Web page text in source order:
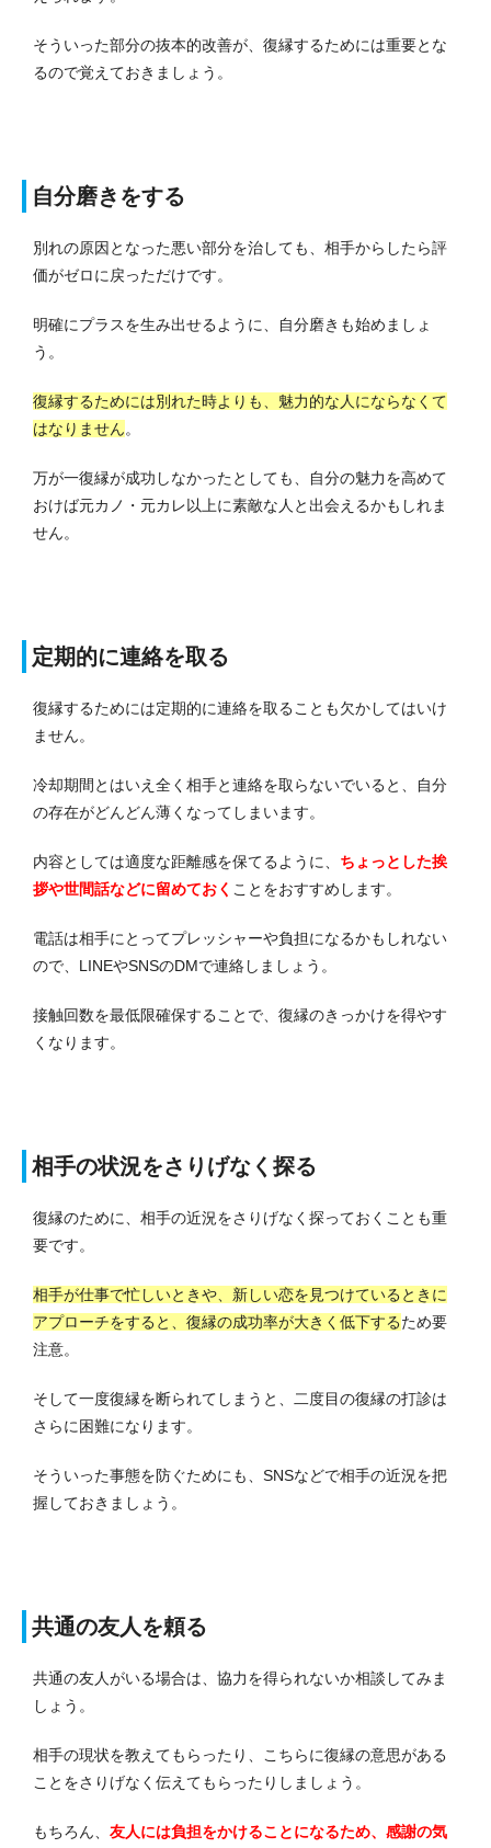
そういった部分の抜本的改善が、復縁するためには重要とな
るので覚えておきましょう。
自分磨きをする
別れの原因となった悪い部分を治しても、相手からしたら評
価がゼロに戻っただけです。
明確にプラスを生み出せるように、自分磨きも始めましょ
う。
復縁するためには別れた時よりも、魅力的な人にならなくて
はなりません。
万が一復縁が成功しなかったとしても、自分の魅力を高めて
おけば元カノ・元カレ以上に素敵な人と出会えるかもしれま
せん。
定期的に連絡を取る
復縁するためには定期的に連絡を取ることも欠かしてはいけ
ません。
冷却期間とはいえ全く相手と連絡を取らないでいると、自分
の存在がどんどん薄くなってしまいます。
内容としては適度な距離感を保てるように、 ちょっとした挨
拶や世間話などに留めておく ことをおすすめします。
電話は相手にとってプレッシャーや負担になるかもしれない
ので、LINEやSNSのDMで連絡しましょう。
接触回数を最低限確保することで、復縁のきっかけを得やす
くなります。
相手の状況をさりげなく探る
復縁のために、相手の近況をさりげなく探っておくことも重
要です。
相手が仕事で忙しいときや、新しい恋を見つけているときに
アプローチをすると、復縁の成功率が大きく低下するため要
注意。
そして一度復縁を断られてしまうと、二度目の復縁の打診は
さらに困難になります。
そういった事態を防ぐためにも、SNSなどで相手の近況を把
握しておきましょう。
共通の友人を頼る
共通の友人がいる場合は、協力を得られないか相談してみま
しょう。
相手の現状を教えてもらったり、こちらに復縁の意思がある
ことをさりげなく伝えてもらったりしましょう。
もちろん、 友人には負担をかけることになるため、感謝の気